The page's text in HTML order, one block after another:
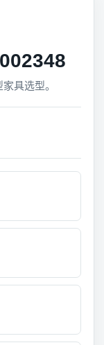
具选型。